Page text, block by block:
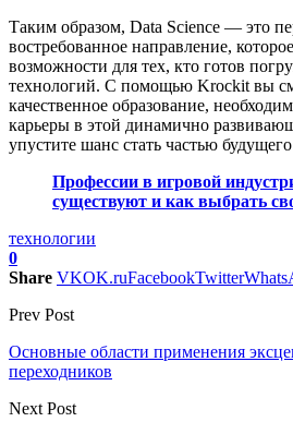
Таким образом, Data Science — это
востребованное направление,
возможности для тех, кто готов
технологий. С помощью Krockit вы
качественное образование,
карьеры в этой динамично
упустите шанс стать частью
Профессии в игровой
существуют и как выбрать
технологии
0
Share VKOK.ruFacebookTwitter
Prev Post
Основные области применения
переходников
Next Post